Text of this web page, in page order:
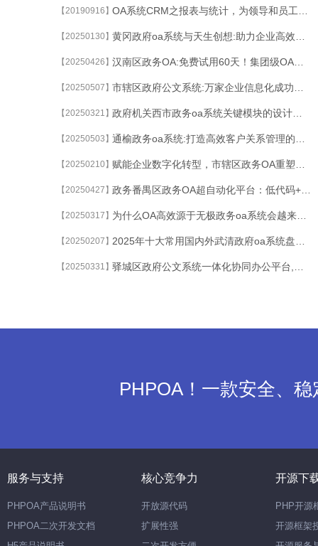
【20190916】
【20250130】
【20250426】 汉南区政务OA:免费试用60天！集团级OA系统成本立减50%的终极攻略
【20250507】
【20250321】 政府机关西市政务oa系统关键模块的设计与实现
【20250503】
【20250210】
【20250427】 政务番禺区政务OA超自动化平台：低代码+流程挖掘双引擎重构审批体系
【20250317】 为什么OA高效源于无极政务oa系统会越来越被认可
【20250207】
【20250331】
PHPOA！一款安全、
服务与支持
PHPOA产品说明书
PHPOA二次开发文档
核心竞争力
开放源代码
扩展性强
开源下
PHP开源
开源框架